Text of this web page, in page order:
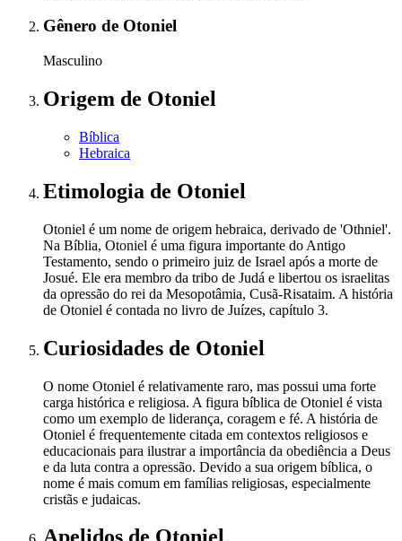
Gênero de Otoniel
Masculino
Origem de Otoniel
Bíblica
Hebraica
Etimologia de Otoniel
Otoniel é um nome de origem hebraica, derivado de 'Othniel'.
Na Bíblia, Otoniel é uma figura importante do Antigo
Testamento, sendo o primeiro juiz de Israel após a morte de
Josué. Ele era membro da tribo de Judá e libertou os israelitas
da opressão do rei da Mesopotâmia, Cusã-Risataim. A história
de Otoniel é contada no livro de Juízes, capítulo 3.
Curiosidades de Otoniel
O nome Otoniel é relativamente raro, mas possui uma forte
carga histórica e religiosa. A figura bíblica de Otoniel é vista
como um exemplo de liderança, coragem e fé. A história de
Otoniel é frequentemente citada em contextos religiosos e
educacionais para ilustrar a importância da obediência a Deus
e da luta contra a opressão. Devido a sua origem bíblica, o
nome é mais comum em famílias religiosas, especialmente
cristãs e judaicas.